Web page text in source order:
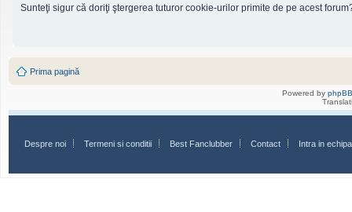
Sunteţi sigur că doriţi ştergerea tuturor cookie-urilor primite de pe acest
Prima pagină
Powered by phpBB
Despre noi Termeni si conditii Best Fanclubber Contact Intra in